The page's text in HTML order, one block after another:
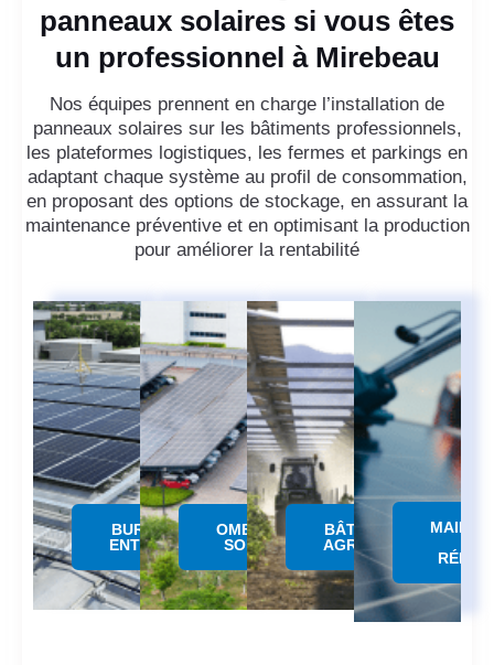
panneaux solaires si vous êtes
un professionnel à Mirebeau
Nos équipes prennent en charge l’installation de
panneaux solaires sur les bâtiments professionnels,
les plateformes logistiques, les fermes et parkings en
adaptant chaque système au profil de consommation,
en proposant des options de stockage, en assurant la
maintenance préventive et en optimisant la production
pour améliorer la rentabilité
BUREAUX &
ENTREPÔTS
OMBRIERE
SOLAIRE
BÂTIMENTS
AGRICOLES